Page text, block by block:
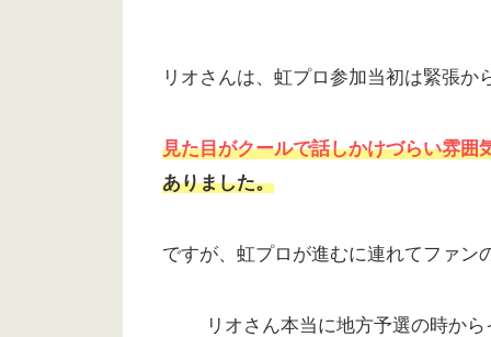
リオさんは、虹プロ参加当初は緊張
見た目がクールで話しかけづらい雰囲
ありました。
ですが、虹プロが進むに連れてファン
リオさん本当に地方予選の時か